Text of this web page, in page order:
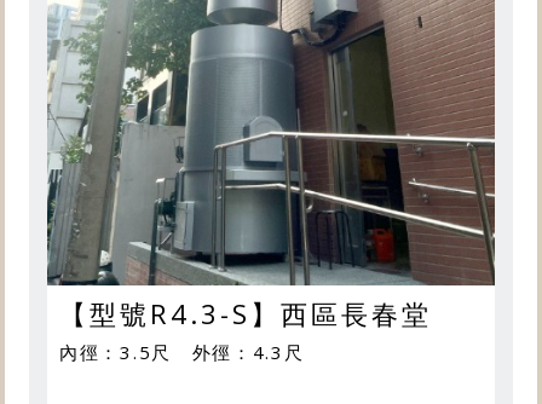
【型號R4.3-S】西區長春堂
內徑：3.5尺 外徑：4.3尺